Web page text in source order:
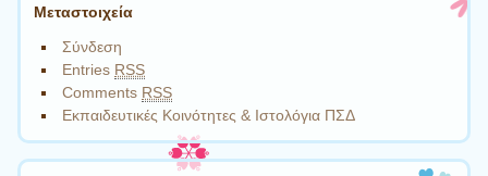
Μεταστοιχεία
Σύνδεση
Entries RSS
Comments RSS
Εκπαιδευτικές Κοινότητες & Ιστολόγια ΠΣΔ